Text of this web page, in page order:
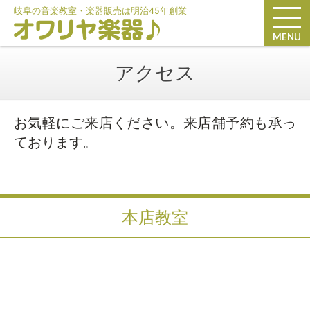
岐阜の音楽教室・楽器販売は明治45年創業
MENU
アクセス
お気軽にご来店ください。来店舗予約も承っ
ております。
本店教室